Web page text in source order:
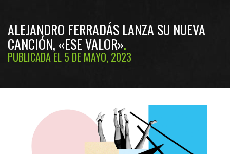
ALEJANDRO FERRADÁS LANZA SU NUEVA
CANCIÓN, «ESE VALOR»
PUBLICADA EL 5 DE MAYO, 2023